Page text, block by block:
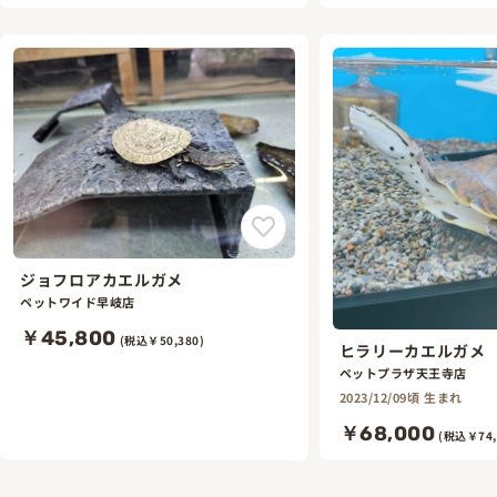
ジョフロアカエルガメ
ペットワイド早岐店
￥45,800 (税込￥50,380) ヒラリーカエルガメ
ペットプラザ天王寺店
2023/12/09頃 生まれ
￥68,000 (税込￥